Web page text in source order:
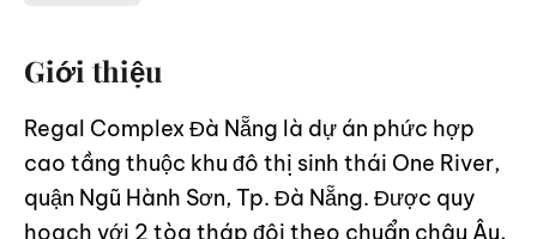
Giới thiệu
Regal Complex Đà Nẵng là dự án phức hợp
cao tầng thuộc khu đô thị sinh thái One River,
quận Ngũ Hành Sơn, Tp. Đà Nẵng. Được quy
hoạch với 2 tòa tháp đôi theo chuẩn châu Âu,